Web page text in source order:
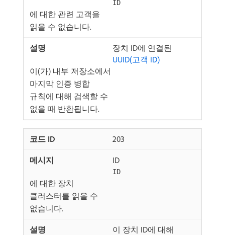
ID
에 대한 관련 고객을
읽을 수 없습니다.
장치 ID에 연결된
UUID(고객 ID)
이(가) 내부 저장소에서
마지막 인증 병합
규칙에 대해 검색할 수
없을 때 반환됩니다.
203
ID
ID
에 대한 장치
클러스터를 읽을 수
없습니다.
이 장치 ID에 대해